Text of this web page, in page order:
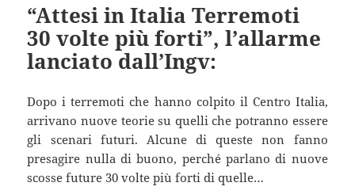
“Attesi in Italia Terremoti
30 volte più forti”, l’allarme
lanciato dall’Ingv:
Dopo i terremoti che hanno colpito il Centro Italia,
arrivano nuove teorie su quelli che potranno essere
gli scenari futuri. Alcune di queste non fanno
presagire nulla di buono, perché parlano di nuove
scosse future 30 volte più forti di quelle…